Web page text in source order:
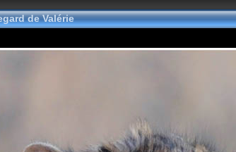
de Valérie